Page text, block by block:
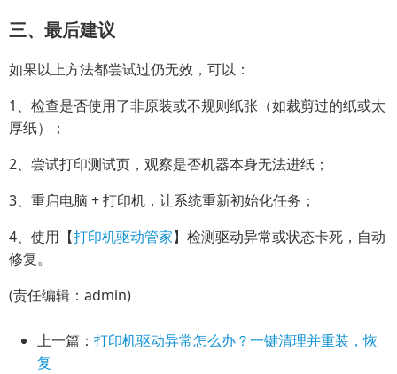
三、最后建议
如果以上方法都尝试过仍无效，可以：
1、检查是否使用了非原装或不规则纸张（如裁剪过的纸或太
厚纸）；
2、尝试打印测试页，观察是否机器本身无法进纸；
3、重启电脑 + 打印机，让系统重新初始化任务；
4、使用【打印机驱动管家】检测驱动异常或状态卡死，自动
修复。
(责任编辑：admin)
上一篇： 打印机驱动异常怎么办？一键清理并重装，恢
复